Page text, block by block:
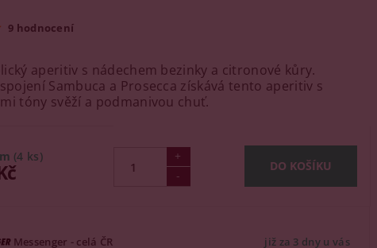
9 hodnocení
aperitiv s nádechem bezinky a citronové kůry.
Sambuca a Prosecca získává tento aperitiv s
tóny svěží a podmanivou chuť.
(4 ks)
Messenger - celá ČR již za 3 dny u vás